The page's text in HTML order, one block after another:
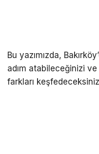
Bu yazımızda,
adım atabileceğinizi
farkları